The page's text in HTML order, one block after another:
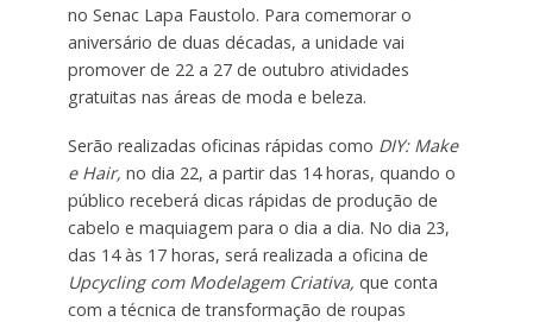
no Senac Lapa Faustolo. Para comemorar o
aniversário de duas décadas, a unidade vai
promover de 22 a 27 de outubro atividades
gratuitas nas áreas de moda e beleza.
Serão realizadas oficinas rápidas como DIY: Make
e Hair, no dia 22, a partir das 14 horas, quando o
público receberá dicas rápidas de produção de
cabelo e maquiagem para o dia a dia. No dia 23,
das 14 às 17 horas, será realizada a oficina de
Upcycling com Modelagem Criativa, que conta
com a técnica de transformação de roupas